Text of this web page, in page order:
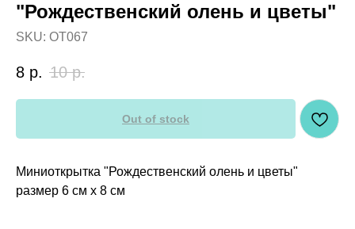
"Рождественский олень и цветы"
SKU: OT067
8 р. 10 р.
Out of stock
Миниоткрытка "Рождественский олень и цветы"
размер 6 см х 8 см